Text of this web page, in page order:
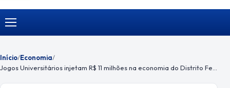
Menu
Início/Economia/